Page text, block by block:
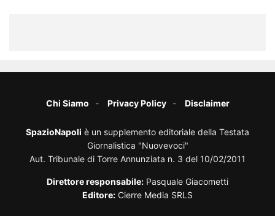
Chi Siamo Privacy Policy Disclaimer
SpazioNapoli è un supplemento editoriale della Testata
Giornalistica "Nuovevoci"
Aut. Tribunale di Torre Annunziata n. 3 del 10/02/2011
Direttore responsabile: Pasquale Giacometti
Editore: Cierre Media SRLS